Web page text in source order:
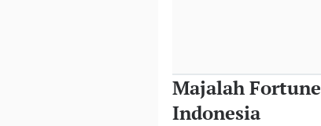
Majalah Fortune
Indonesia